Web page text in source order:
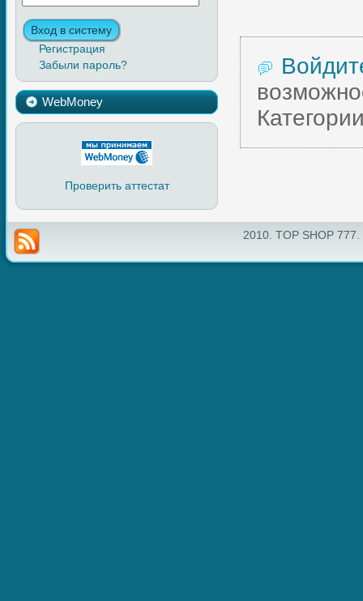
Регистрация
Забыли пароль?
WebMoney
Проверить аттестат
2010. TOP SHOP 777.